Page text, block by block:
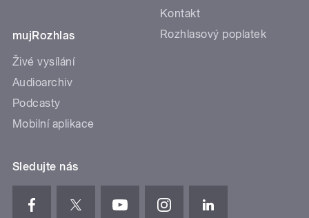
mujRozhlas
Živé vysílání
Audioarchiv
Podcasty
Mobilní aplikace
Kontakt
Rozhlasový poplatek
Sledujte nás